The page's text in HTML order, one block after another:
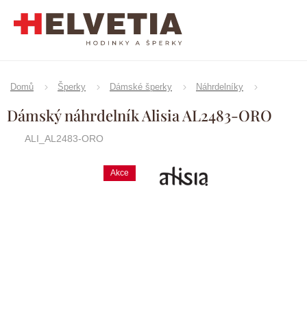
Domů Šperky Dámské šperky Náhrdelníky
Dámský náhrdelník Alisia AL2483-ORO
ALI_AL2483-ORO
Akce Značka: Alisia